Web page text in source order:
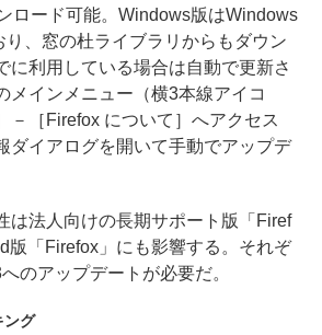
ロード可能。Windows版はWindows
り、窓の杜ライブラリからもダウン
に利用している場合は自動で更新さ
メインメニュー（横3本線アイコ
－［Firefox について］へアクセス
ダイアログを開いて手動でアップデ
法人向けの長期サポート版「Firef
版「Firefox」にも影響する。それぞ
のアップデートが必要だ。
ング